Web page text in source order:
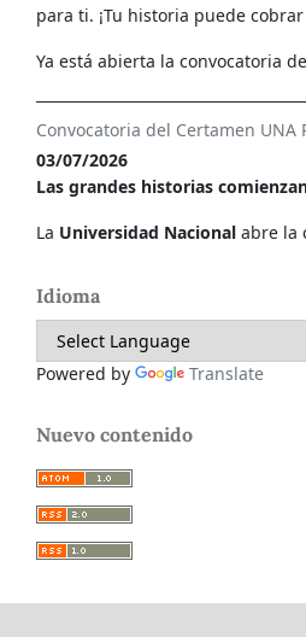
para ti. ¡Tu historia puede
Ya está abierta la convocatoria
Convocatoria del Certamen UNA
03/07/2026
Las grandes historias
La Universidad Nacional abre la
Idioma
Powered by Translate
Nuevo contenido